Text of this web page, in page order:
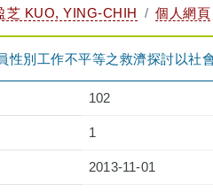
芝 KUO, YING-CHIH 個人網頁
性別工作不平等之救濟探討以社
102
1
2013-11-01